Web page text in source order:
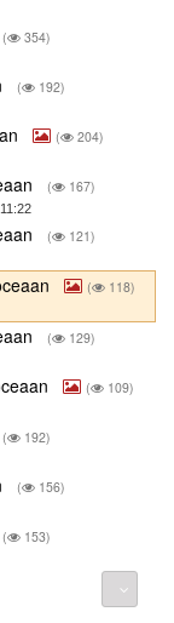
( 354)
( 192)
( 204)
( 167)
( 121)
( 118)
( 129)
( 109)
( 192)
( 156)
( 153)